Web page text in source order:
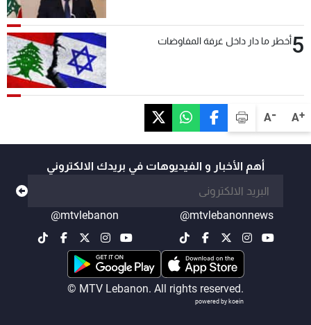
A+
A-
5أخطر ما دار داخل غرفة المفاوضات
أهم الأخبار و الفيديوهات في بريدك الالكتروني
@mtvlebanonnews
@mtvlebanon
© MTV Lebanon. All rights reserved.
powered by koein